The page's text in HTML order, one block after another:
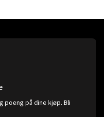
poeng på dine kjøp. Bli